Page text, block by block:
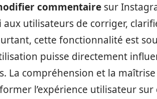
commentaire sur
utilisateurs de corriger,
cette fonctionnalité est
puisse directement
La compréhension et la
l’expérience utilisateur